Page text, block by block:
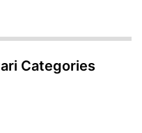
Categories